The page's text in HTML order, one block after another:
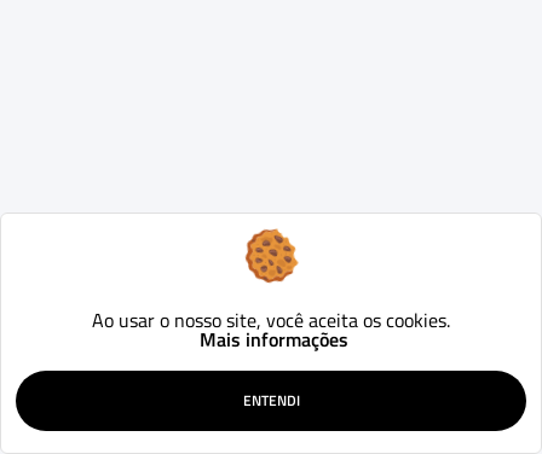
Ao usar o nosso site, você aceita os cookies.
Mais informações
ENTENDI